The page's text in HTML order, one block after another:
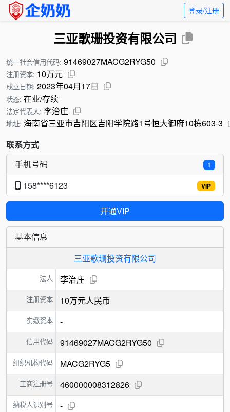
登录/注册
三亚歌珊投资有限公司
统一社会信用代码: 91469027MACG2RYG50
注册资本: 10万元
成立日期: 2023年04月17日
状态: 在业/存续
法定代表人: 李治庄
地址: 海南省三亚市吉阳区吉阳学院路1号恒大御府10栋603-3
联系方式
1
手机号码
VIP
158****6123
开通VIP
基本信息
三亚歌珊投资有限公司
法人 李治庄
注册资本 10万元人民币
实缴资本 -
信用代码 91469027MACG2RYG50
组织机构代码 MACG2RYG5
工商注册号 460000008312826
纳税人识别号 -